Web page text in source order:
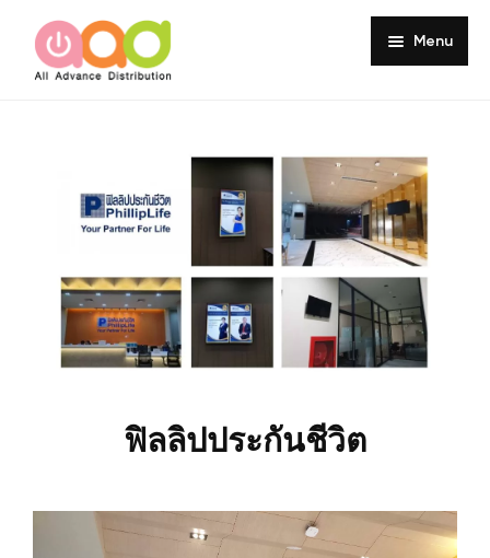
Menu
Products
Portfolio
Customer Review
ฟิลลิปประกันชีวิต